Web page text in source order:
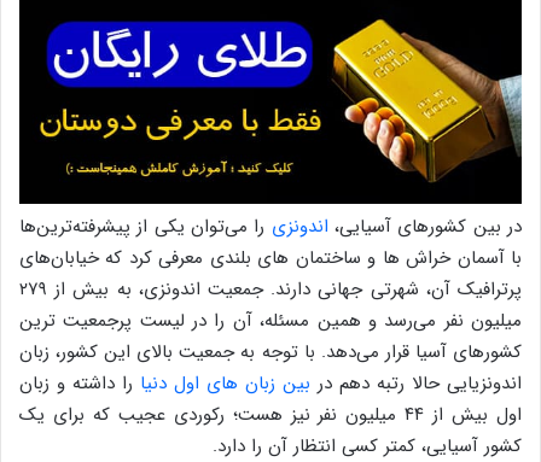
در بین کشورهای آسیایی، اندونزی را می‌توان یکی از پیشرفته‌ترین‌ها
با آسمان خراش ها و ساختمان های بلندی معرفی کرد که خیابان‌های
پرترافیک آن، شهرتی جهانی دارند. جمعیت اندونزی، به بیش از ۲۷۹
میلیون نفر می‌رسد و همین مسئله، آن را در لیست پرجمعیت ترین
کشورهای آسیا قرار می‌دهد. با توجه به جمعیت بالای این کشور، زبان
اندونزیایی حالا رتبه دهم در بین زبان های اول دنیا را داشته و زبان
اول بیش از ۴۴ میلیون نفر نیز هست؛ رکوردی عجیب که برای یک
کشور آسیایی، کمتر کسی انتظار آن را دارد.